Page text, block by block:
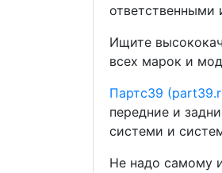
ответственными
Ищите
всех марок и
Партс39
передние и
системи и
Не надо самому